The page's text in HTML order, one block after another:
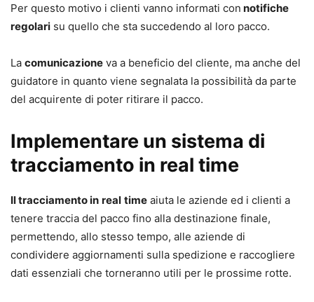
Per questo motivo i clienti vanno informati con notifiche
regolari su quello che sta succedendo al loro pacco.
La comunicazione va a beneficio del cliente, ma anche del
guidatore in quanto viene segnalata la possibilità da parte
del acquirente di poter ritirare il pacco.
Implementare un sistema di
tracciamento in real time
Il tracciamento in real time aiuta le aziende ed i clienti a
tenere traccia del pacco fino alla destinazione finale,
permettendo, allo stesso tempo, alle aziende di
condividere aggiornamenti sulla spedizione e raccogliere
dati essenziali che torneranno utili per le prossime rotte.